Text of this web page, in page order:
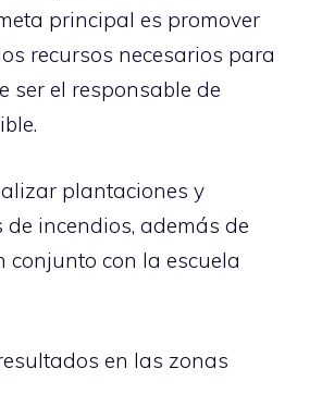
principal es promover
recursos necesarios para
ser el responsable de
plantaciones y
incendios, además de
conjunto con la escuela
en las zonas